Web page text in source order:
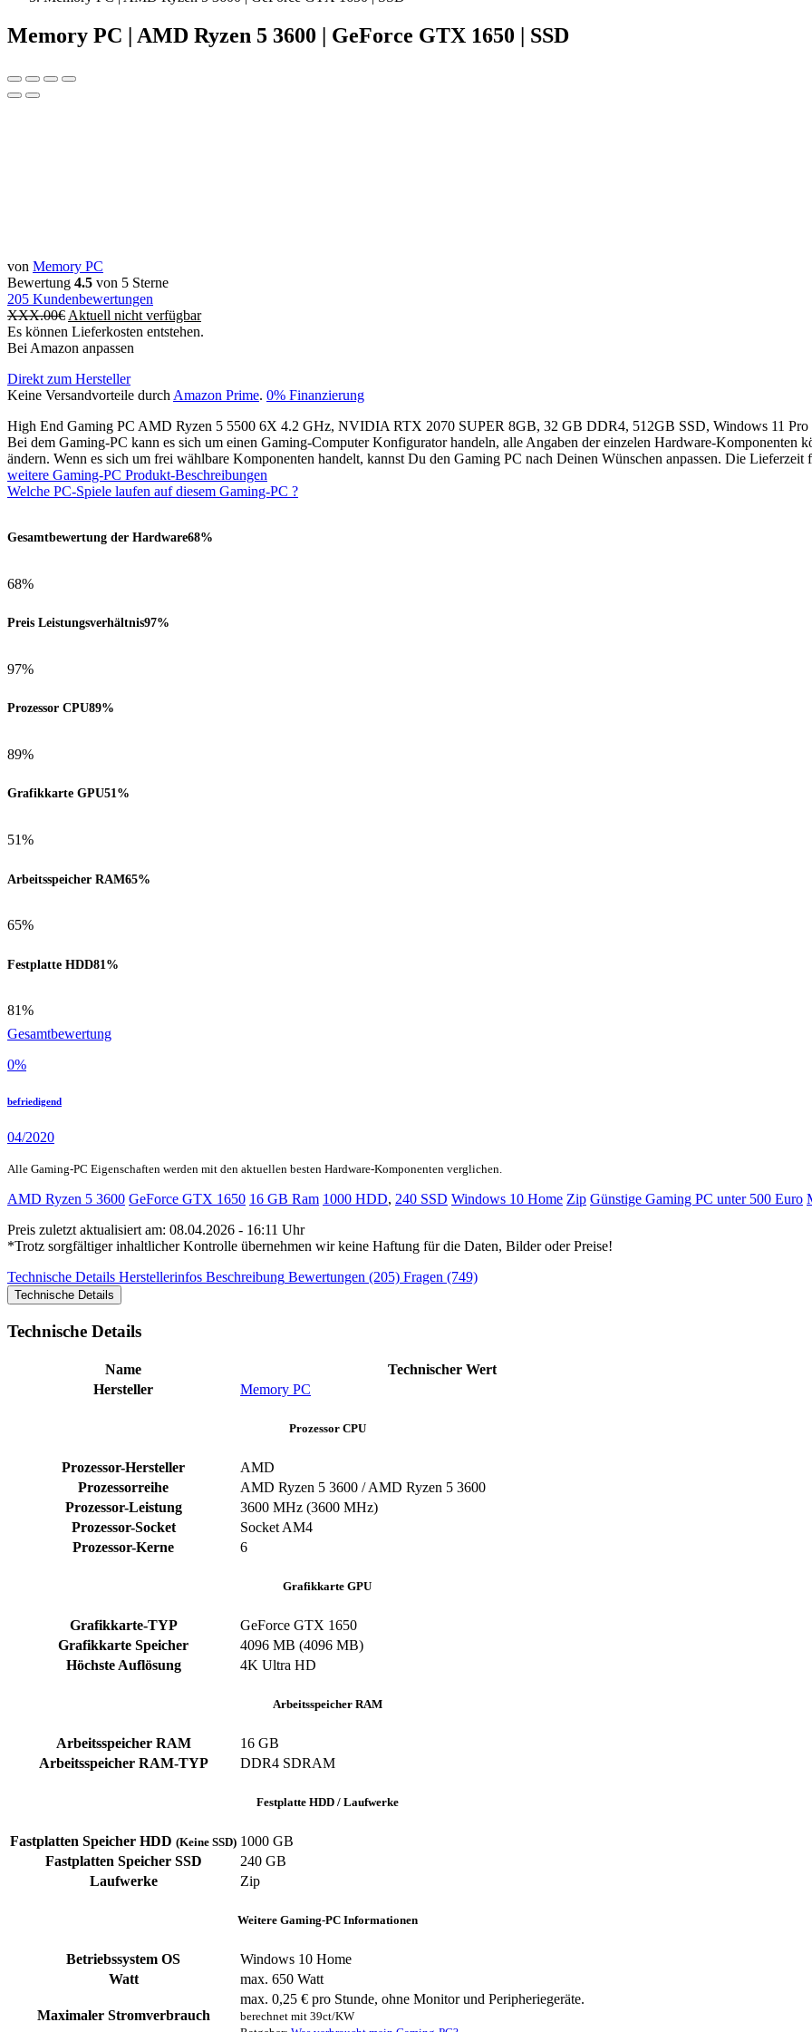
Memory PC | AMD Ryzen 5 3600 | GeForce GTX 1650 | SSD
von Memory PC
Bewertung 4.5 von 5 Sterne
205 Kundenbewertungen
XXX.00€ Aktuell nicht verfügbar
Es können Lieferkosten entstehen.
Bei Amazon anpassen
Direkt zum Hersteller
Keine Versandvorteile durch Amazon Prime. 0% Finanzierung
High End Gaming PC AMD Ryzen 5 5500 6X 4.2 GHz, NVIDIA RTX 2070 SUPER 8GB, 32 GB DDR4, 512GB SSD, Windows 11 Pro
Bei dem Gaming-PC kann es sich um einen Gaming-Computer Konfigurator handeln, alle Angaben der einzelen Hardware-Komponenten
ändern. Wenn es sich um frei wählbare Komponenten handelt, kannst Du den Gaming PC nach Deinen Wünschen anpassen. Die
weitere Gaming-PC Produkt-Beschreibungen
Welche PC-Spiele laufen auf diesem Gaming-PC ?
Gesamtbewertung der Hardware68%
68%
Preis Leistungsverhältnis97%
97%
Prozessor CPU89%
89%
Grafikkarte GPU51%
51%
Arbeitsspeicher RAM65%
65%
Festplatte HDD81%
81%
Gesamtbewertung
0%
befriedigend
04/2020
Alle Gaming-PC Eigenschaften werden mit den aktuellen besten Hardware-Komponenten verglichen.
AMD Ryzen 5 3600 GeForce GTX 1650 16 GB Ram 1000 HDD, 240 SSD Windows 10 Home Zip Günstige Gaming PC unter 500 Euro
Preis zuletzt aktualisiert am: 08.04.2026 - 16:11 Uhr
*Trotz sorgfältiger inhaltlicher Kontrolle übernehmen wir keine Haftung für die Daten, Bilder oder Preise!
Technische Details Herstellerinfos Beschreibung Bewertungen (205) Fragen (749)
Technische Details
Technische Details
Name
Technischer Wert
Hersteller
Memory PC
Prozessor CPU
Prozessor-Hersteller
‎AMD
Prozessorreihe
AMD Ryzen 5 3600 / AMD Ryzen 5 3600
Prozessor-Leistung
‎3600 MHz (3600 MHz)
Prozessor-Socket
‎Socket AM4
Prozessor-Kerne
‎6
Grafikkarte GPU
Grafikkarte-TYP
GeForce GTX 1650
Grafikkarte Speicher
‎4096 MB (4096 MB)
Höchste Auflösung
4K Ultra HD
Arbeitsspeicher RAM
Arbeitsspeicher RAM
‎16 GB
Arbeitsspeicher RAM-TYP
‎DDR4 SDRAM
Festplatte HDD / Laufwerke
Fastplatten Speicher HDD (Keine SSD) 1000 GB
Fastplatten Speicher SSD
240 GB
Laufwerke
‎Zip
Weitere Gaming-PC Informationen
Betriebssystem OS
Windows 10 Home
Watt
max. 650 Watt
Maximaler Stromverbrauch
max. 0,25 € pro Stunde, ohne Monitor und Peripheriegeräte.
berechnet mit 39ct/KW